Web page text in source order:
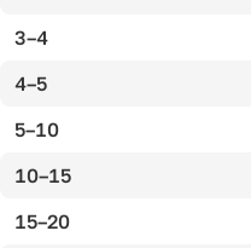
3–4
4–5
5–10
10–15
15–20